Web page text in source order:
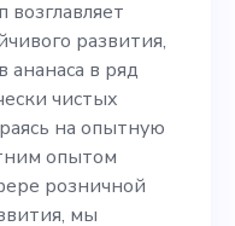
в
торговли
возглавляет
развития,
ананаса в ряд
чистых
на опытную
опытом
розничной
мы